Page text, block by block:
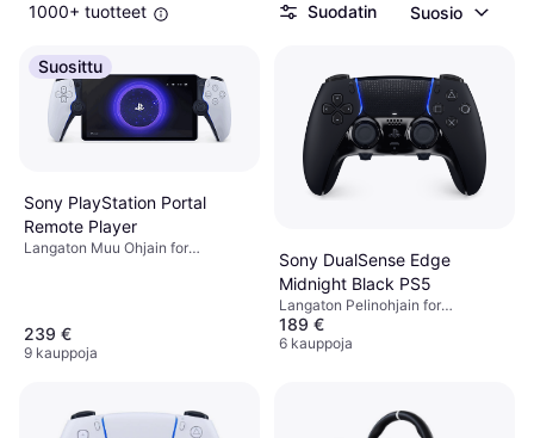
1000+ tuotteet Suodatin Suosio
Suosittu
Sony PlayStation Portal
Remote Player
Langaton Muu Ohjain for
239 €
9 kauppoja
Sony DualSense Edge
Midnight Black PS5
Langaton Pelinohjain for
PlayStation 5, Windows, iOS,
Android, Mac, Matkapuhelin, PC
189 €
6 kauppoja